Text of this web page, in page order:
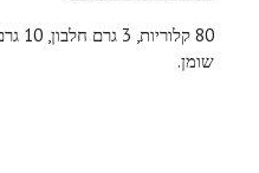
שומן.